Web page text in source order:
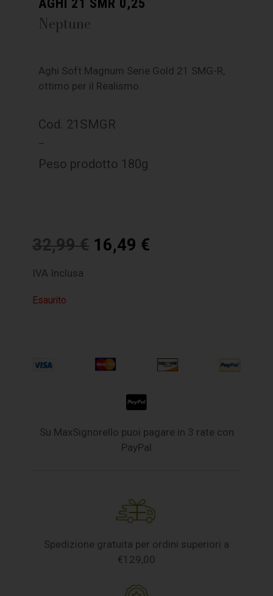
AGHI 21 SMR 0,25
Neptune
Aghi Soft Magnum Serie Gold 21 SMG-R,
ottimo per il Realismo.
Cod. 21SMGR
–
Peso prodotto 180g
32,99€ 16,49 €
IVA Inclusa
Esaurito
Su MaxSignorello puoi pagare in 3 rate con
PayPal
Spedizione gratuita per ordini superiori a
€129,00